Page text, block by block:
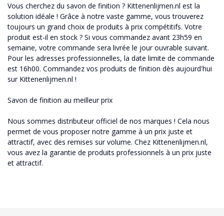
Vous cherchez du savon de finition ? Kittenenlijmen.nl est la
solution idéale ! Grâce à notre vaste gamme, vous trouverez
toujours un grand choix de produits à prix compétitifs. Votre
produit est-il en stock ? Si vous commandez avant 23h59 en
semaine, votre commande sera livrée le jour ouvrable suivant.
Pour les adresses professionnelles, la date limite de commande
est 16h00. Commandez vos produits de finition dès aujourd'hui
sur Kittenenlijmen.nl !
Savon de finition au meilleur prix
Nous sommes distributeur officiel de nos marques ! Cela nous
permet de vous proposer notre gamme à un prix juste et
attractif, avec des remises sur volume. Chez Kittenenlijmen.nl,
vous avez la garantie de produits professionnels à un prix juste
et attractif.